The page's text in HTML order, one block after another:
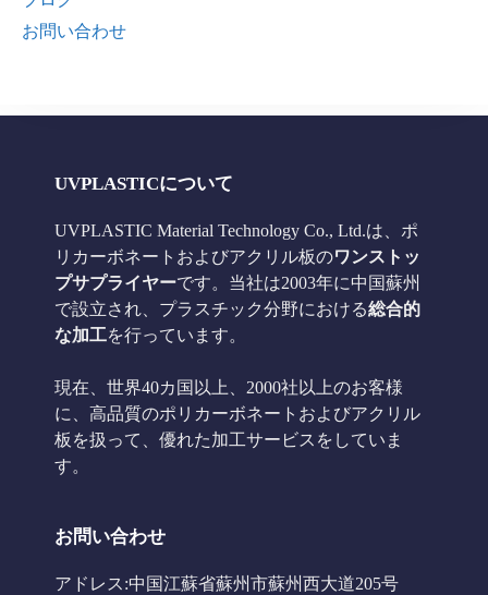
お問い合わせ
UVPLASTICについて
UVPLASTIC Material Technology Co., Ltd.は、ポ
リカーボネートおよびアクリル板のワンストッ
プサプライヤーです。当社は2003年に中国蘇州
で設立され、プラスチック分野における総合的
な加工を行っています。
現在、世界40カ国以上、2000社以上のお客様
に、高品質のポリカーボネートおよびアクリル
板を扱って、優れた加工サービスをしていま
す。
お問い合わせ
アドレス:中国江蘇省蘇州市蘇州西大道205号